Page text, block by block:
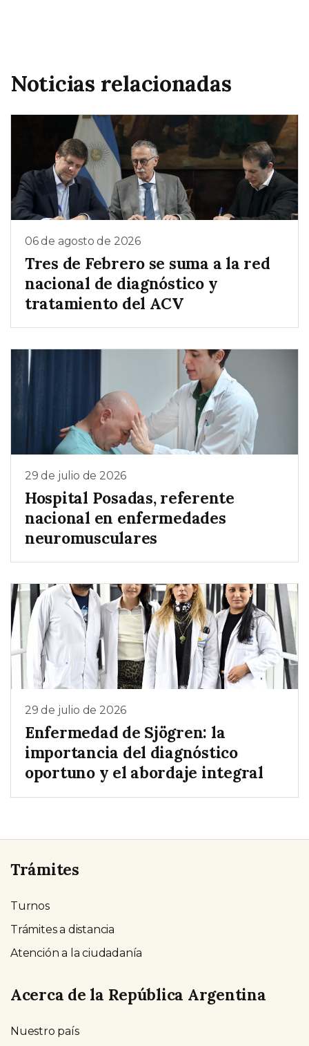
Noticias relacionadas
06 de agosto de 2026
Tres de Febrero se suma a la red
nacional de diagnóstico y
tratamiento del ACV
29 de julio de 2026
Hospital Posadas, referente
nacional en enfermedades
neuromusculares
29 de julio de 2026
Enfermedad de Sjögren: la
importancia del diagnóstico
oportuno y el abordaje integral
Trámites
Turnos
Trámites a distancia
Atención a la ciudadanía
Acerca de la República Argentina
Nuestro país